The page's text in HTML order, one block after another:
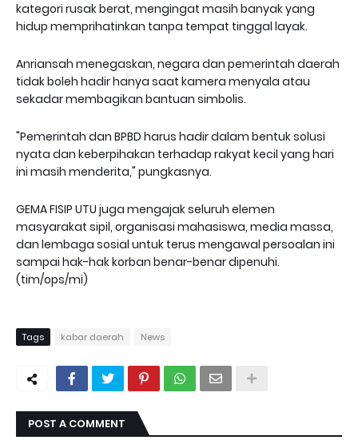
kategori rusak berat, mengingat masih banyak yang
hidup memprihatinkan tanpa tempat tinggal layak.
Anriansah menegaskan, negara dan pemerintah daerah
tidak boleh hadir hanya saat kamera menyala atau
sekadar membagikan bantuan simbolis.
"Pemerintah dan BPBD harus hadir dalam bentuk solusi
nyata dan keberpihakan terhadap rakyat kecil yang hari
ini masih menderita," pungkasnya.
GEMA FISIP UTU juga mengajak seluruh elemen
masyarakat sipil, organisasi mahasiswa, media massa,
dan lembaga sosial untuk terus mengawal persoalan ini
sampai hak-hak korban benar-benar dipenuhi.
(tim/ops/mi)
Tags kabar daerah News
POST A COMMENT